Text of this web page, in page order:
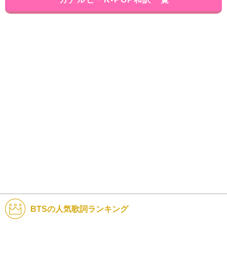
BTSの人気歌詞ランキング